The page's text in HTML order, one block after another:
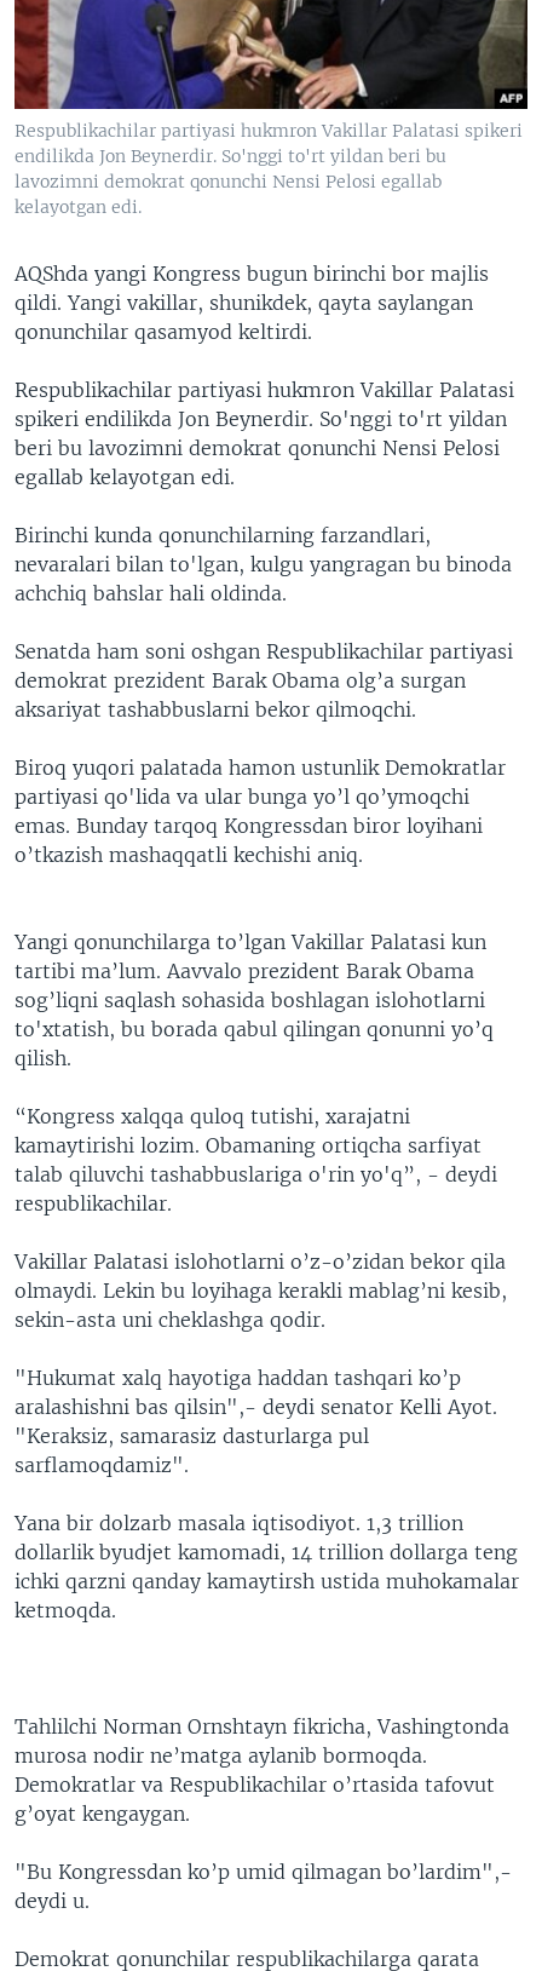
VIDEO
XABARLAR SURATLARDA
ODNOKLASSNIKI
TELEGRAM
TWITTER
SOUNDCLOUD
VOA
Respublikachilar partiyasi hukmron Vakillar Palatasi spikeri
endilikda Jon Beynerdir. So'nggi to'rt yildan beri bu
lavozimni demokrat qonunchi Nensi Pelosi egallab
kelayotgan edi.
AQShda yangi Kongress bugun birinchi bor majlis
qildi. Yangi vakillar, shunikdek, qayta saylangan
qonunchilar qasamyod keltirdi.
Respublikachilar partiyasi hukmron Vakillar Palatasi
spikeri endilikda Jon Beynerdir. So'nggi to'rt yildan
beri bu lavozimni demokrat qonunchi Nensi Pelosi
egallab kelayotgan edi.
Birinchi kunda qonunchilarning farzandlari,
nevaralari bilan to'lgan, kulgu yangragan bu binoda
achchiq bahslar hali oldinda.
Senatda ham soni oshgan Respublikachilar partiyasi
demokrat prezident Barak Obama olg’a surgan
aksariyat tashabbuslarni bekor qilmoqchi.
Biroq yuqori palatada hamon ustunlik Demokratlar
partiyasi qo'lida va ular bunga yo’l qo’ymoqchi
emas. Bunday tarqoq Kongressdan biror loyihani
o’tkazish mashaqqatli kechishi aniq.
Yangi qonunchilarga to’lgan Vakillar Palatasi kun
tartibi ma’lum. Aavvalo prezident Barak Obama
sog’liqni saqlash sohasida boshlagan islohotlarni
to'xtatish, bu borada qabul qilingan qonunni yo’q
qilish.
“Kongress xalqqa quloq tutishi, xarajatni
kamaytirishi lozim. Obamaning ortiqcha sarfiyat
talab qiluvchi tashabbuslariga o'rin yo'q”, - deydi
respublikachilar.
Vakillar Palatasi islohotlarni o’z-o’zidan bekor qila
olmaydi. Lekin bu loyihaga kerakli mablag’ni kesib,
sekin-asta uni cheklashga qodir.
"Hukumat xalq hayotiga haddan tashqari ko’p
aralashishni bas qilsin",- deydi senator Kelli Ayot.
"Keraksiz, samarasiz dasturlarga pul
sarflamoqdamiz".
Yana bir dolzarb masala iqtisodiyot. 1,3 trillion
dollarlik byudjet kamomadi, 14 trillion dollarga teng
ichki qarzni qanday kamaytirsh ustida muhokamalar
ketmoqda.
Tahlilchi Norman Ornshtayn fikricha, Vashingtonda
murosa nodir ne’matga aylanib bormoqda.
Demokratlar va Respublikachilar o’rtasida tafovut
g’oyat kengaygan.
"Bu Kongressdan ko’p umid qilmagan bo’lardim",-
deydi u.
Demokrat qonunchilar respublikachilarga qarata